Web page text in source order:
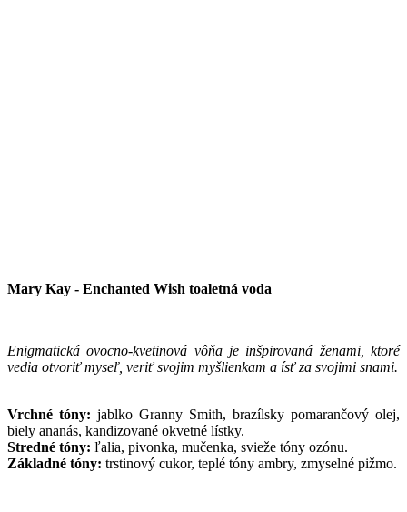
Mary Kay - Enchanted Wish toaletná voda
Enigmatická ovocno-kvetinová vôňa je inšpirovaná ženami, ktoré
vedia otvoriť myseľ, veriť svojim myšlienkam a ísť za svojimi snami.
Vrchné tóny: jablko Granny Smith, brazílsky pomarančový olej,
biely ananás, kandizované okvetné lístky.
Stredné tóny: ľalia, pivonka, mučenka, svieže tóny ozónu.
Základné tóny: trstinový cukor, teplé tóny ambry, zmyselné pižmo.